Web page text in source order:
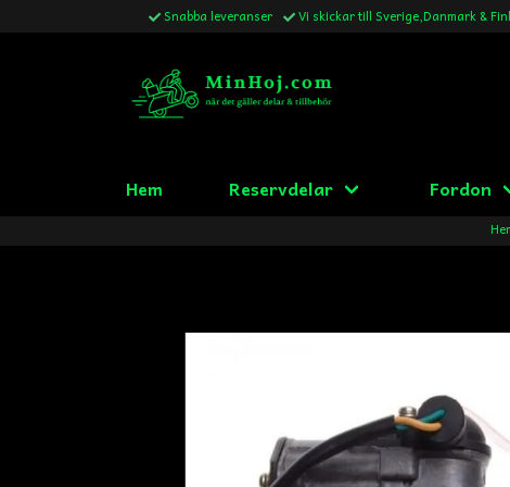
Snabba leveranser Vi skickar till Sverige,Danmark &
Hem Reservdelar Fordon